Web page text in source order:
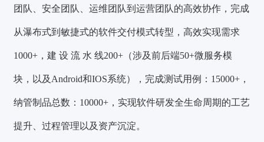
团队、安全团队、运维团队到运营团队的高效协作，完成
从瀑布式到敏捷式的软件交付模式转型，高效实现需求
1000+，建 设 流 水 线200+（涉及前后端50+微服务模
块，以及Android和IOS系统），完成测试用例：15000+，
纳管制品总数：10000+ ，实现软件研发全生命周期的工艺
提升、过程管理以及资产沉淀。